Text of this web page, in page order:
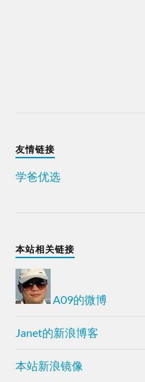
友情链接
学爸优选
本站相关链接
A09的微博
Janet的新浪博客
本站新浪镜像